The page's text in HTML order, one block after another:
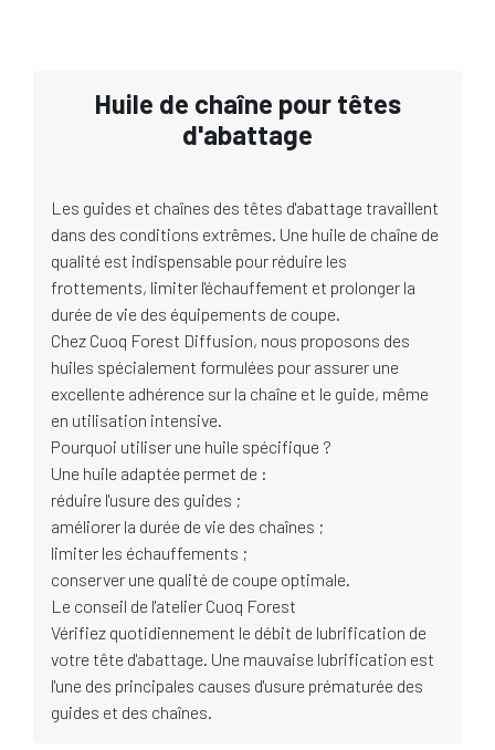
Huile de chaîne pour têtes
d'abattage
Les guides et chaînes des têtes d'abattage travaillent
dans des conditions extrêmes. Une huile de chaîne de
qualité est indispensable pour réduire les
frottements, limiter l'échauffement et prolonger la
durée de vie des équipements de coupe.
Chez Cuoq Forest Diffusion, nous proposons des
huiles spécialement formulées pour assurer une
excellente adhérence sur la chaîne et le guide, même
en utilisation intensive.
Pourquoi utiliser une huile spécifique ?
Une huile adaptée permet de :
réduire l'usure des guides ;
améliorer la durée de vie des chaînes ;
limiter les échauffements ;
conserver une qualité de coupe optimale.
Le conseil de l'atelier Cuoq Forest
Vérifiez quotidiennement le débit de lubrification de
votre tête d'abattage. Une mauvaise lubrification est
l'une des principales causes d'usure prématurée des
guides et des chaînes.